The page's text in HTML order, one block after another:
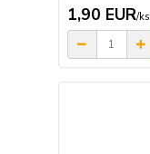
1,90 EUR/ks